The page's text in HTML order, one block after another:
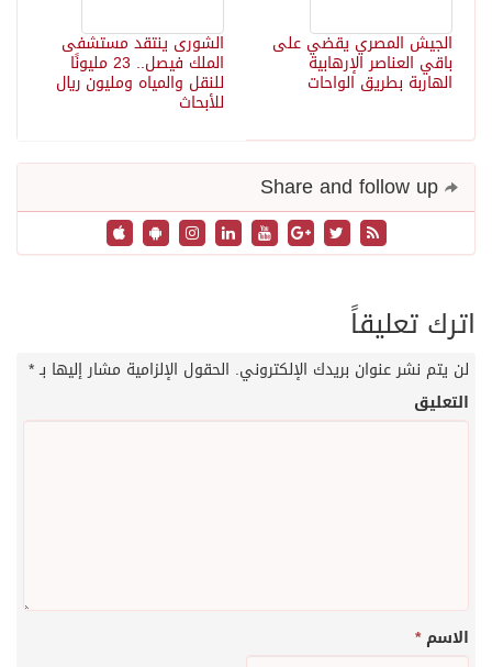
الشورى ينتقد مستشفى
الملك فيصل.. 23 مليونًا
للنقل والمياه ومليون ريال
للأبحاث
الجيش المصري يقضي على
باقي العناصر الإرهابية
الهاربة بطريق الواحات
اترك تعليقاً
لن يتم نشر عنوان بريدك الإلكتروني. الحقول الإلزامية مشار إليها بـ*
التعليق
الاسم*